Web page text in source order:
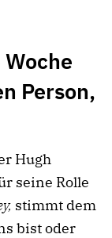
Person,
Hugh
seine Rolle
stimmt dem
bist oder